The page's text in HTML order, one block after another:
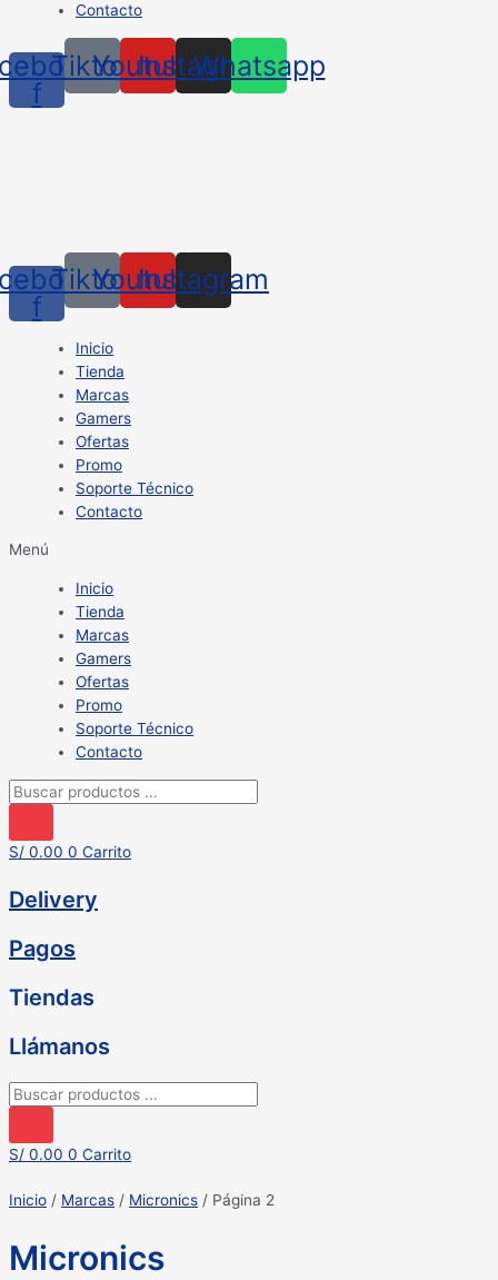
Contacto
f
TiktokYoutube
Instagram
Whatsapp
f
TiktokYoutube
Instagram
Inicio
Tienda
Marcas
Gamers
Ofertas
Promo
Soporte Técnico
Contacto
Menú
Inicio
Tienda
Marcas
Gamers
Ofertas
Promo
Soporte Técnico
Contacto
Búsqueda
productos
S/ 0.00 0 Carrito
Delivery
Pagos
Tiendas
Llámanos
Búsqueda
productos
S/ 0.00 0 Carrito
Inicio / Marcas / Micronics / Página 2
Micronics